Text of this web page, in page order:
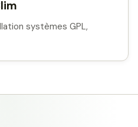
systèmes GPL,